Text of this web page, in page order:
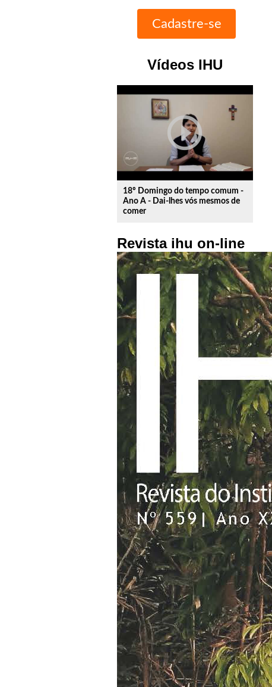
Vídeos IHU
play_circle_outline
18º Domingo do tempo comum -
Ano A - Dai-lhes vós mesmos de
comer
Revista ihu on-line